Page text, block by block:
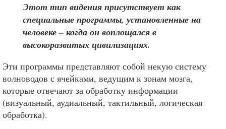
Этот тип видения присутствует как
специальные программы, установленные на
человеке – когда он воплощался в
высокоразвитых цивилизациях.
Эти программы представляют собой некую систему
волноводов с ячейками, ведущим к зонам мозга,
которые отвечают за обработку информации
(визуальный, аудиальный, тактильный, логическая
обработка).